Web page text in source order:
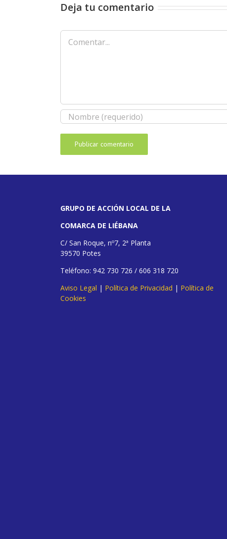
Deja tu comentario
Comentar
GRUPO DE ACCIÓN LOCAL DE LA
COMARCA DE LIÉBANA
C/ San Roque, nº7, 2ª Planta
39570 Potes
Teléfono: 942 730 726 / 606 318 720
Aviso Legal | Política de Privacidad | Política de
Cookies